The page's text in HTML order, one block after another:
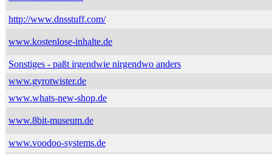
http://www.dnsstuff.com/
www.kostenlose-inhalte.de
Sonstiges - paßt irgendwie nirgendwo anders
www.gyrotwister.de
www.whats-new-shop.de
www.8bit-museum.de
www.voodoo-systems.de